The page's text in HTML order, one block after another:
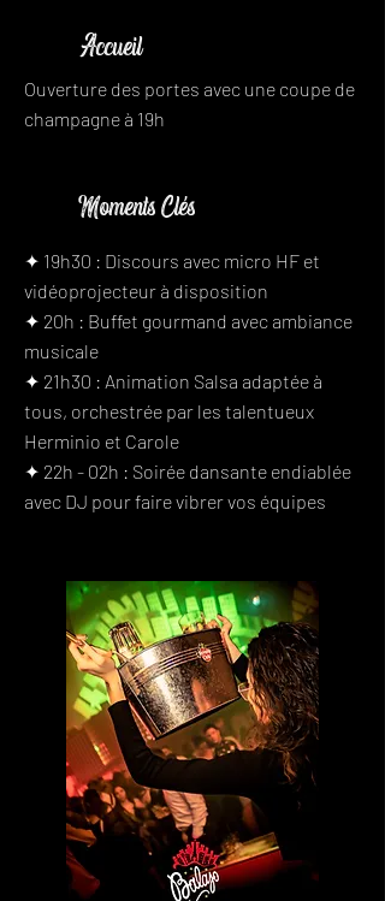
Accueil
Ouverture des portes avec une coupe de
champagne à 19h
Moments Clés
✦ 19h30 : Discours avec micro HF et
vidéoprojecteur à disposition
✦ 20h : Buffet gourmand avec ambiance
musicale
✦ 21h30 : Animation Salsa adaptée à
tous, orchestrée par les talentueux
Herminio et Carole
✦ 22h - 02h : Soirée dansante endiablée
avec DJ pour faire vibrer vos équipes